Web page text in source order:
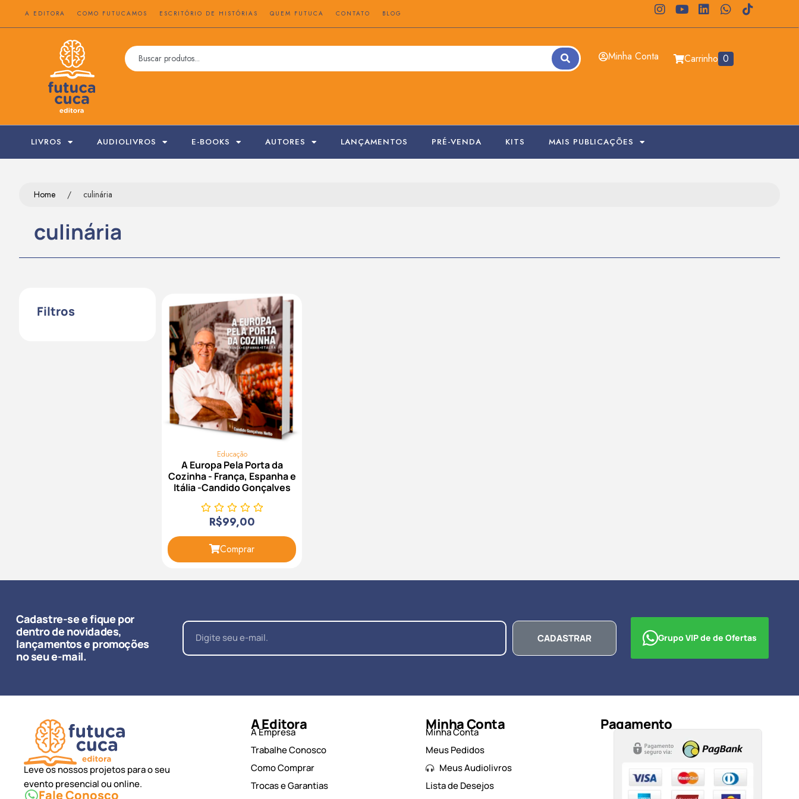
A EDITORA COMO FUTUCAMOS ESCRITÓRIO DE HISTÓRIAS QUEM FUTUCA CONTATO BLOG
Minha Conta Carrinho 0
LIVROS AUDIOLIVROS E-BOOKS AUTORES LANÇAMENTOS PRÉ-VENDA KITS MAIS PUBLICAÇÕES
Home / culinária
culinária
Filtros
Educação
A Europa Pela Porta da
Cozinha - França, Espanha e
Itália -Candido Gonçalves
R$99,00
Comprar
Cadastre-se e fique por
dentro de novidades,
lançamentos e promoções
no seu e-mail.
CADASTRAR Grupo VIP de de Ofertas
Leve os nossos projetos para o seu
evento presencial ou online.
Fale Conosco
A Editora
A Empresa
Trabalhe Conosco
Como Comprar
Trocas e Garantias
Minha Conta
Minha Conta
Meus Pedidos
Meus Audiolivros
Lista de Desejos
Pagamento